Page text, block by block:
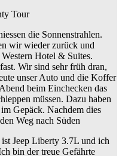
die Sonnenstrahlen.
wir wieder zurück und
Hotel & Suites.
Wir sind sehr früh dran,
unser Auto und die Koffer
beim Einchecken das
müssen. Dazu haben
Gepäck. Nachdem dies
Weg nach Süden
Jeep Liberty 3.7L und ich
bin der treue Gefährte